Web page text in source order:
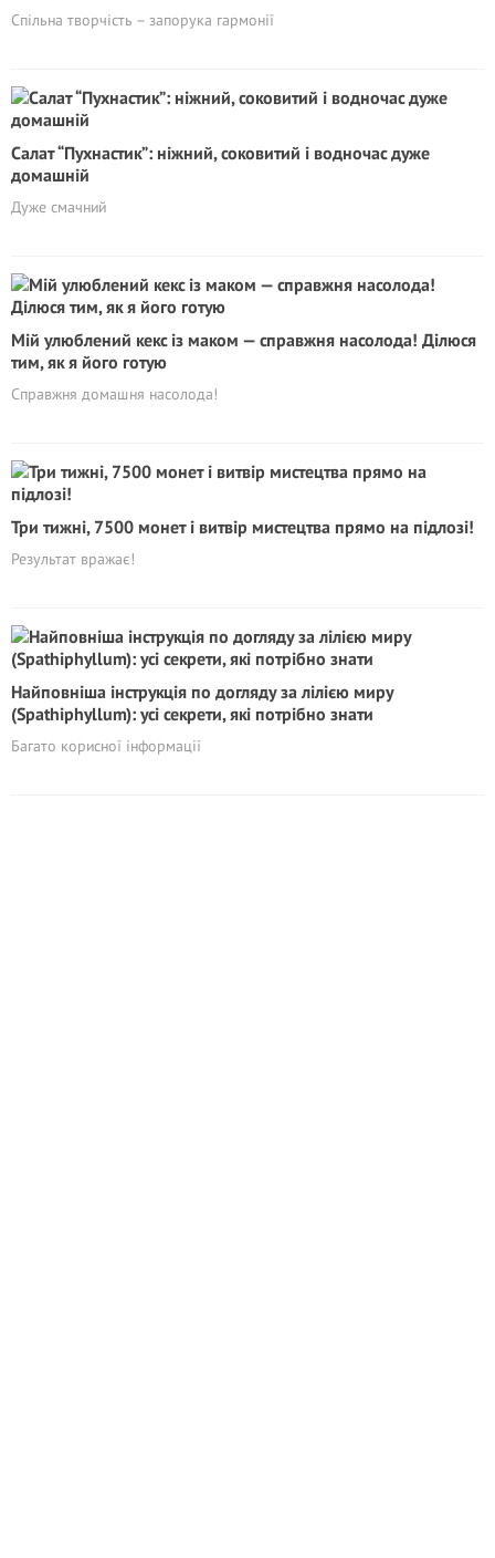
Спільна творчість – запорука гармонії
Салат “Пухнастик”: ніжний, соковитий і водночас дуже
домашній
Дуже смачний
Мій улюблений кекс із маком — справжня насолода! Ділюся
тим, як я його готую
Справжня домашня насолода!
Три тижні, 7500 монет і витвір мистецтва прямо на підлозі!
Результат вражає!
Найповніша інструкція по догляду за лілією миру
(Spathiphyllum): усі секрети, які потрібно знати
Багато корисної інформації